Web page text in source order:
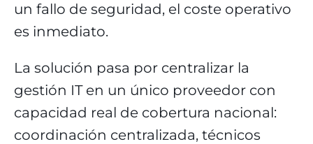
un fallo de seguridad, el coste operativo
es inmediato.
La solución pasa por centralizar la
gestión IT en un único proveedor con
capacidad real de cobertura nacional:
coordinación centralizada, técnicos